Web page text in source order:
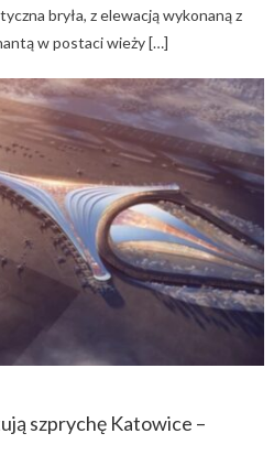
bryła, z elewacją wykonaną z
w postaci wieży […]
szprychę Katowice –